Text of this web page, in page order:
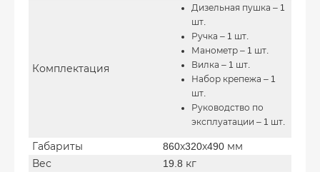
Комплектация
Дизельная пушка – 1
шт.
Ручка – 1 шт.
Манометр – 1 шт.
Вилка – 1 шт.
Набор крепежа – 1
шт.
Руководство по
эксплуатации – 1 шт.
Габариты
860х320х490 мм
Вес
19.8 кг